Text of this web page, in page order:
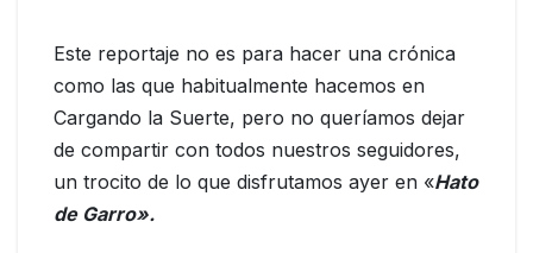
Este reportaje no es para hacer una crónica
como las que habitualmente hacemos en
Cargando la Suerte, pero no queríamos dejar
de compartir con todos nuestros seguidores,
un trocito de lo que disfrutamos ayer en «Hato
de Garro».